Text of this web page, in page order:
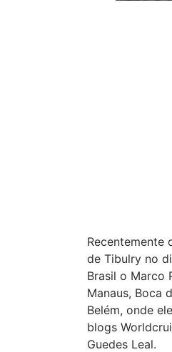
Recentemente
de Tibulry no
Brasil o Marco
Manaus, Boca
Belém, onde
blogs
Guedes Leal.